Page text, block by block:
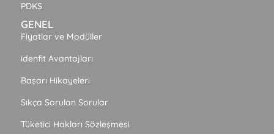
PDKS
GENEL
Fiyatlar ve Modüller
idenfit Avantajları
Başarı Hikayeleri
Sıkça Sorulan Sorular
Tüketici Hakları Sözleşmesi